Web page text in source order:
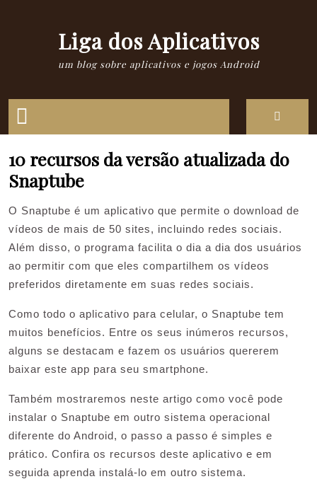
Liga dos Aplicativos
um blog sobre aplicativos e jogos Android
10 recursos da versão atualizada do
Snaptube
O Snaptube é um aplicativo que permite o download de
vídeos de mais de 50 sites, incluindo redes sociais.
Além disso, o programa facilita o dia a dia dos usuários
ao permitir com que eles compartilhem os vídeos
preferidos diretamente em suas redes sociais.
Como todo o aplicativo para celular, o Snaptube tem
muitos benefícios. Entre os seus inúmeros recursos,
alguns se destacam e fazem os usuários quererem
baixar este app para seu smartphone.
Também mostraremos neste artigo como você pode
instalar o Snaptube em outro sistema operacional
diferente do Android, o passo a passo é simples e
prático. Confira os recursos deste aplicativo e em
seguida aprenda instalá-lo em outro sistema.